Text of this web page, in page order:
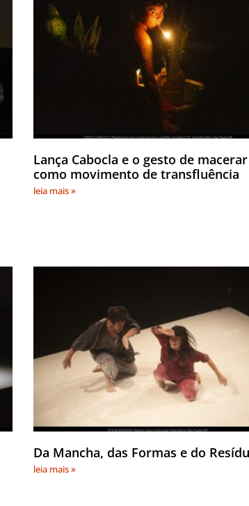
Lança Cabocla e o gesto de macerar
como movimento de transfluência
leia mais »
Da Mancha, das Formas e do
leia mais »